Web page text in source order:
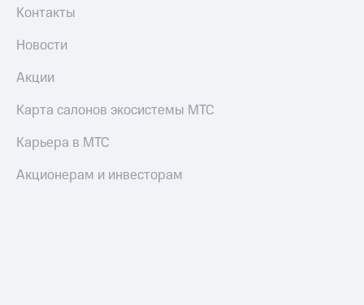
Контакты
Новости
Акции
Карта салонов экосистемы МТС
Карьера в МТС
Акционерам и инвесторам